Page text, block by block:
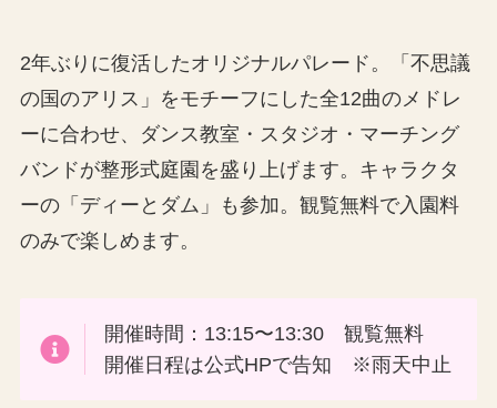
2年ぶりに復活したオリジナルパレード。「不思議
の国のアリス」をモチーフにした全12曲のメドレ
ーに合わせ、ダンス教室・スタジオ・マーチング
バンドが整形式庭園を盛り上げます。キャラクタ
ーの「ディーとダム」も参加。観覧無料で入園料
のみで楽しめます。
開催時間：13:15〜13:30 観覧無料
開催日程は公式HPで告知 ※雨天中止